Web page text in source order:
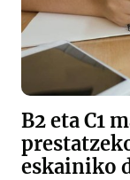
B2 eta C1
eskainiko